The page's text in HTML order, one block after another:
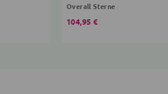
Overall Sterne
104,95 €